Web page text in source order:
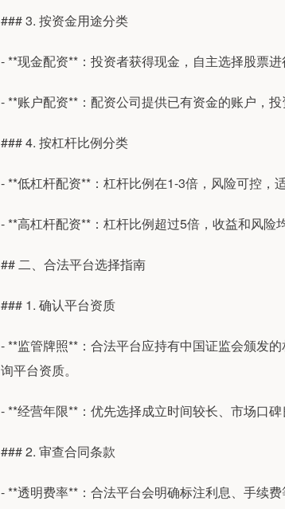
### 3. 按资金用途分类
- **现金配资**：投资者获得现金，自主选择股票进
- **账户配资**：配资公司提供已有资金的账户，
### 4. 按杠杆比例分类
- **低杠杆配资**：杠杆比例在1-3倍，风险可控，适
- **高杠杆配资**：杠杆比例超过5倍，收益和风险
## 二、合法平台选择指南
### 1. 确认平台资质
- **监管牌照**：合法平台应持有中国证监会颁发
询平台资质。
- **经营年限**：优先选择成立时间较长、市场口
### 2. 审查合同条款
- **透明费率**：合法平台会明确标注利息、手续